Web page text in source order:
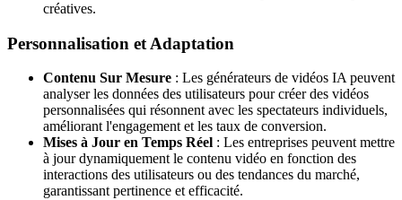
créatives.
Personnalisation et Adaptation
Contenu Sur Mesure : Les générateurs de vidéos IA peuvent
analyser les données des utilisateurs pour créer des vidéos
personnalisées qui résonnent avec les spectateurs individuels,
améliorant l'engagement et les taux de conversion.
Mises à Jour en Temps Réel : Les entreprises peuvent mettre
à jour dynamiquement le contenu vidéo en fonction des
interactions des utilisateurs ou des tendances du marché,
garantissant pertinence et efficacité.